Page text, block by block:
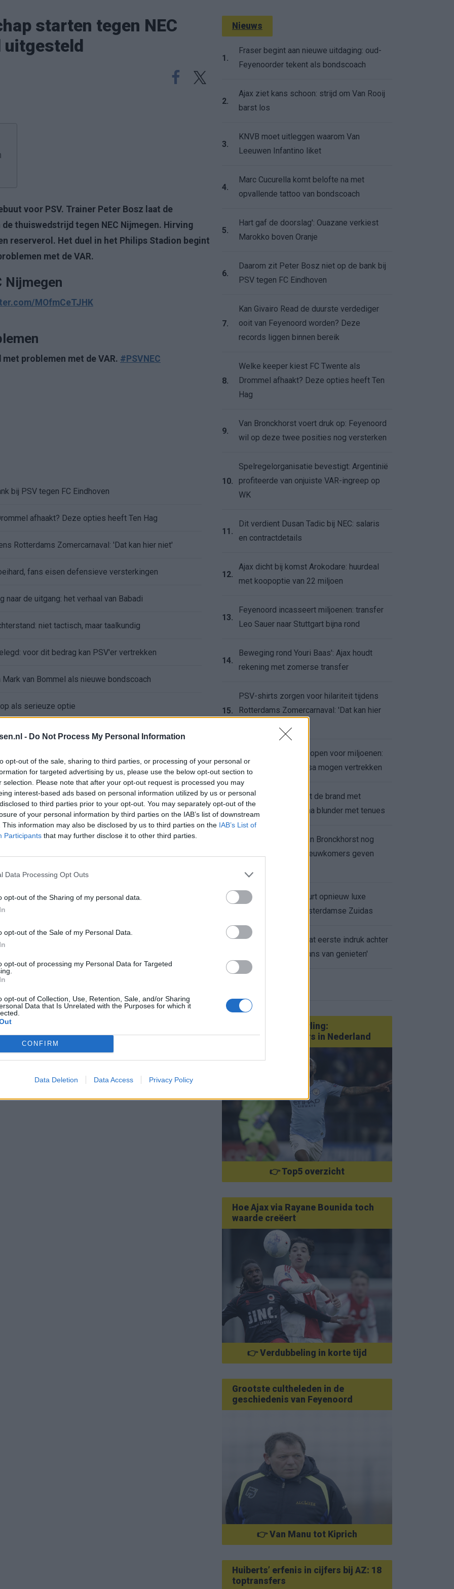
- Do Not Process My Personal Information
opt-out of the sale, sharing to third parties, or processing of your personal or
for targeted advertising by us, please use the below opt-out section to
selection. Please note that after your opt-out request is processed you may
interest-based ads based on personal information utilized by us or personal
to third parties prior to your opt-out. You may separately opt-out of the
of your personal information by third parties on the IAB’s list of downstream
This information may also be disclosed by us to third parties on the IAB’s List of
Participants that may further disclose it to other third parties.
Data Processing Opt Outs
opt-out of the Sharing of my personal data.
opt-out of the Sale of my Personal Data.
opt-out of processing my Personal Data for Targeted
opt-out of Collection, Use, Retention, Sale, and/or Sharing
Data that Is Unrelated with the Purposes for which it
CONFIRM
Data Deletion Data Access Privacy Policy
starten tegen NEC
uitgesteld
voor PSV. Trainer Peter Bosz laat de
thuiswedstrijd tegen NEC Nijmegen. Hirving
reserverol. Het duel in het Philips Stadion begint
met de VAR.
Nijmegen
MOfmCeTJHK
met problemen met de VAR. #PSVNEC
bij PSV tegen FC Eindhoven
afhaakt? Deze opties heeft Ten Hag
Rotterdams Zomercarnaval: 'Dat kan hier niet'
fans eisen defensieve versterkingen
naar de uitgang: het verhaal van Babadi
niet tactisch, maar taalkundig
voor dit bedrag kan PSV'er vertrekken
van Bommel als nieuwe bondscoach
als serieuze optie
van Internazionale
trainer kapt interview abrupt af
Wanneer is de loting voor de Champions League? PSV en Feyenoord weten dan hun tegenstanders
bij PSV
met afkoopclausule van 80 miljoen
voor bedrag boven de vraagprijs
en mag tóch verder
zo ziet de route naar het nieuwe seizoen eruit
Ajax met lege handen achter
na Oranje-vragen abrupt af
Nieuws
1.
Fraser begint aan nieuwe uitdaging: oud-
Feyenoorder tekent als bondscoach
2.
Ajax ziet kans schoon: strijd om Van Rooij
barst los
3.
KNVB moet uitleggen waarom Van
Leeuwen Infantino liket
4.
Marc Cucurella komt belofte na met
opvallende tattoo van bondscoach
5.
Hart gaf de doorslag': Ouazane verkiest
Marokko boven Oranje
6.
Daarom zit Peter Bosz niet op de bank bij
PSV tegen FC Eindhoven
7.
Kan Givairo Read de duurste verdediger
ooit van Feyenoord worden? Deze
records liggen binnen bereik
8.
Welke keeper kiest FC Twente als
Drommel afhaakt? Deze opties heeft Ten
Hag
9.
Van Bronckhorst voert druk op: Feyenoord
wil op deze twee posities nog versterken
10.
Spelregelorganisatie bevestigt: Argentinië
profiteerde van onjuiste VAR-ingreep op
WK
11.
Dit verdient Dusan Tadic bij NEC: salaris
en contractdetails
12.
Ajax dicht bij komst Arokodare: huurdeal
met koopoptie van 22 miljoen
13.
Feyenoord incasseert miljoenen: transfer
Leo Sauer naar Stuttgart bijna rond
14.
Beweging rond Youri Baas': Ajax houdt
rekening met zomerse transfer
15.
PSV-shirts zorgen voor hilariteit tijdens
Rotterdams Zomercarnaval: 'Dat kan hier
16.
Feyenoord zet deur open voor miljoenen:
Ueda en Hadj Moussa mogen vertrekken
17.
Ajax helpt Burnley uit de brand met
afgeknipte sokken na blunder met tenues
Feyenoord onder Van Bronckhorst nog
altijd ongeslagen: nieuwkomers geven
19.
Hakim Ziyech verhuurt opnieuw luxe
appartement op Amsterdamse Zuidas
Marcos Leonardo laat eerste indruk achter
bij Ajax: 'Hier gaan fans van genieten'
Van Götze tot Sterling:
statementtransfers in Nederland
👉 Top5 overzicht
Hoe Ajax via Rayane Bounida toch
waarde creëert
👉 Verdubbeling in korte tijd
Grootste cultheleden in de
geschiedenis van Feyenoord
👉 Van Manu tot Kiprich
Huiberts’ erfenis in cijfers bij AZ: 18
toptransfers